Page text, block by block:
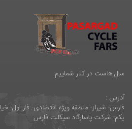
سال هاست در کنار شماییم
آدرس :
فارس- شیراز- منطقه ویژه اقتصادی- فاز اول-
یکم- شرکت پاسارگاد سیکلت فارس